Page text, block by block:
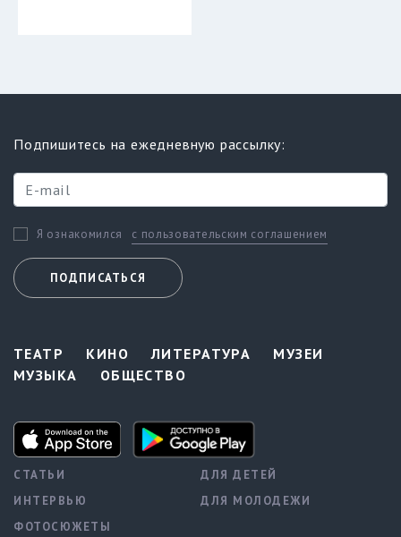
Подпишитесь на ежедневную рассылку:
Я ознакомился с пользовательским соглашением
ПОДПИСАТЬСЯ
ТЕАТР КИНО ЛИТЕРАТУРА
МУЗЕИ
МУЗЫКА
ОБЩЕСТВО
СТАТЬИ
ИНТЕРВЬЮ
ФОТОСЮЖЕТЫ
ДЛЯ ДЕТЕЙ
ДЛЯ МОЛОДЕЖИ